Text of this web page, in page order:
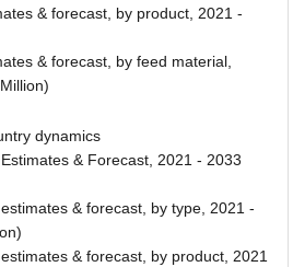
& forecast, by product, 2021 -
& forecast, by feed material,
dynamics
& Forecast, 2021 - 2033
& forecast, by type, 2021 -
& forecast, by product, 2021